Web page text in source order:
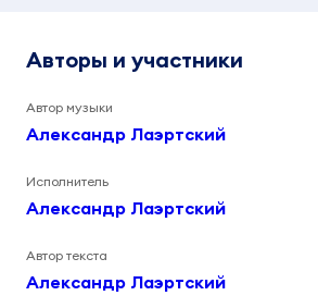
Авторы и участники
Автор музыки
Александр Лаэртский
Исполнитель
Александр Лаэртский
Автор текста
Александр Лаэртский